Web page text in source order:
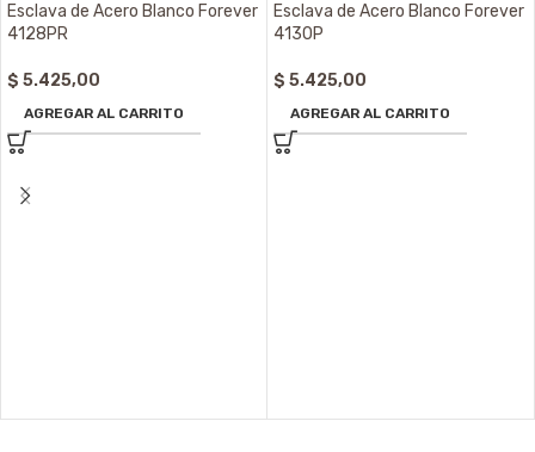
Esclava de Acero Blanco Forever
4128PR
$ 5.425,00
AGREGAR AL CARRITO
Esclava de Acero Blanco Forever
4130P
$ 5.425,00
AGREGAR AL CARRITO